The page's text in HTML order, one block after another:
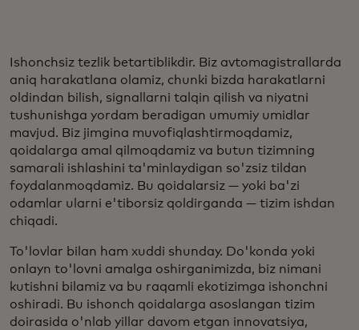
Ishonchsiz tezlik betartiblikdir. Biz avtomagistrallarda
aniq harakatlana olamiz, chunki bizda harakatlarni
oldindan bilish, signallarni talqin qilish va niyatni
tushunishga yordam beradigan umumiy umidlar
mavjud. Biz jimgina muvofiqlashtirmoqdamiz,
qoidalarga amal qilmoqdamiz va butun tizimning
samarali ishlashini ta'minlaydigan so'zsiz tildan
foydalanmoqdamiz. Bu qoidalarsiz — yoki ba'zi
odamlar ularni e'tiborsiz qoldirganda — tizim ishdan
chiqadi.
To'lovlar bilan ham xuddi shunday. Do'konda yoki
onlayn to'lovni amalga oshirganimizda, biz nimani
kutishni bilamiz va bu raqamli ekotizimga ishonchni
oshiradi. Bu ishonch qoidalarga asoslangan tizim
doirasida o'nlab yillar davom etgan innovatsiya,